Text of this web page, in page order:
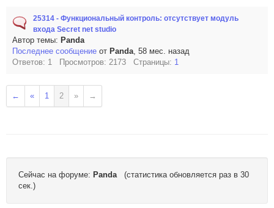
25314 - Функциональный контроль: отсутствует модуль
входа Secret net studio
Автор темы: Panda
Последнее сообщение от Panda, 58 мес. назад
Ответов: 1 Просмотров: 2173 Страницы: 1
← « 1 2 » →
Сейчас на форуме: Panda(статистика обновляется раз в 30
сек.)